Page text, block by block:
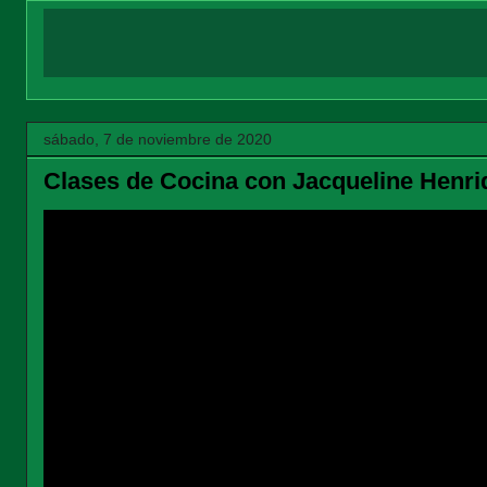
sábado, 7 de noviembre de 2020
Clases de Cocina con Jacqueline